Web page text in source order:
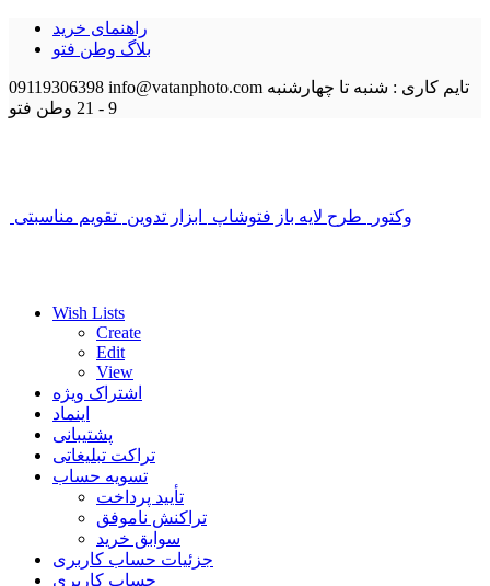
راهنمای خرید
بلاگ وطن فتو
09119306398 info@vatanphoto.com تایم کاری : شنبه تا چهارشنبه
9 - 21
وطن فتو
وکتور طرح لایه باز فتوشاپ ابزار تدوین تقویم مناسبتی
Wish Lists
Create
Edit
View
اشتراک ویژه
اینماد
پشتیبانی
تراکت تبلیغاتی
تسویه حساب
تأیید پرداخت
تراکنش ناموفق
سوابق خرید
جزئیات حساب کاربری
حساب کاربری